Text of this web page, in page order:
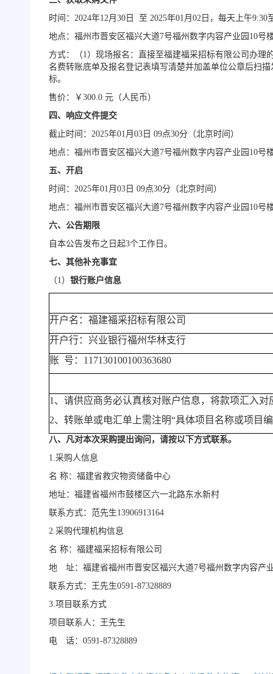
时间： 2024年12月30日 至 2025年01月02日，每天上午
地点：福州市晋安区福兴大道7号福州数字内容产业园10号
方式：（1）现场报名：直接至福建福采招标有限公司办理
名费转账底单及报名登记表填写清楚并加盖单位公章后扫
标。
售价：￥ 300.0 元（人民币）
四、响应文件提交
截止时间： 2025年01月03日 09点30分（北京时间）
地点：福州市晋安区福兴大道7号福州数字内容产业园10号
五、开启
时间： 2025年01月03日 09点30分（北京时间）
地点：福州市晋安区福兴大道7号福州数字内容产业园10号
六、公告期限
自本公告发布之日起3个工作日。
七、其他补充事宜
（1） 银行账户信息
开户名：福建福采招标有限公司
开户行：兴业银行福州华林支行
账 号：117130100100363680
1、请供应商务必认真核对账户信息，将款项汇入
2、转账单或电汇单上需注明“具体项目名称或项目
八、凡对本次采购提出询问，请按以下方式联系。
1.采购人信息
名 称：福建省救灾物资储备中心
地址：福建省福州市鼓楼区六一北路东水
联系方式：范先生13906913164
2.采购代理机构信息
名 称：福建福采招标有限公司
地 址：福建省福州市晋安区福兴大道7号福州数
联系方式：王先生0591-87328889
3.项目联系方式
项目联系人：王先生
电 话： 0591-87328889